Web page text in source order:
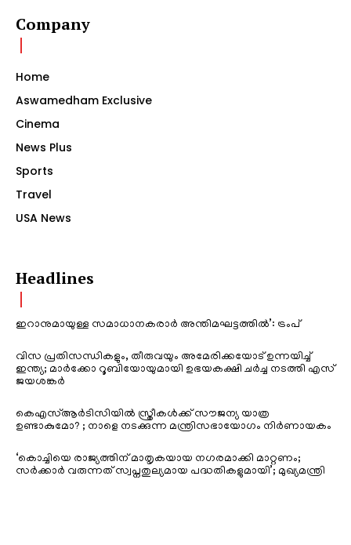
Company
Home
Aswamedham Exclusive
Cinema
News Plus
Sports
Travel
USA News
Headlines
ഇറാനുമായുള്ള സമാധാനകരാർ അന്തിമഘട്ടത്തിൽ‌’: ട്രംപ്
വിസ പ്രതിസന്ധികളും, തീരുവയും അമേരിക്കയോട് ഉന്നയിച്ച്
ഇന്ത്യ; മാർക്കോ റൂബിയോയുമായി ഉഭയകക്ഷി ചർച്ച നടത്തി എസ്
ജയശങ്കർ
കെഎസ്ആർടിസിയിൽ സ്ത്രീകൾക്ക് സൗജന്യ യാത്ര
ഉണ്ടാകുമോ? ; നാളെ നടക്കുന്ന മന്ത്രിസഭായോഗം നിർണായകം
‘കൊച്ചിയെ രാജ്യത്തിന് മാതൃകയായ നഗരമാക്കി മാറ്റണം;
സർക്കാർ വരുന്നത് സ്വപ്നതുല്യമായ പദ്ധതികളുമായി’; മുഖ്യമന്ത്രി